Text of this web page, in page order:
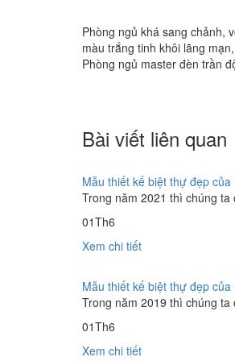
Phòng ngủ khá sang chảnh,
màu trắng tinh khôi lãng
Phòng ngủ master đèn trần
Bài viết liên quan
Mẫu thiết kế biệt thự đẹp của
Trong năm 2021 thì chúng
01Th6
Xem chi tiết
Mẫu thiết kế biệt thự đẹp của
Trong năm 2019 thì chúng
01Th6
Xem chi tiết